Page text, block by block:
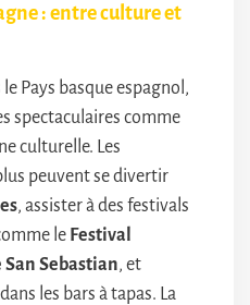
: entre culture et
Pays basque espagnol,
spectaculaires comme
culturelle. Les
peuvent se divertir
, assister à des festivals
le Festival
Sebastian, et
les bars à tapas. La